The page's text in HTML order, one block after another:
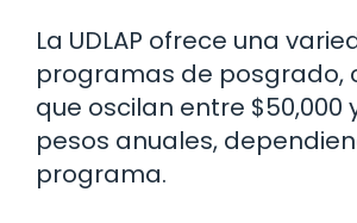
La UDLAP ofrece una
programas de posgrado,
que oscilan entre $50,000
pesos anuales,
programa.